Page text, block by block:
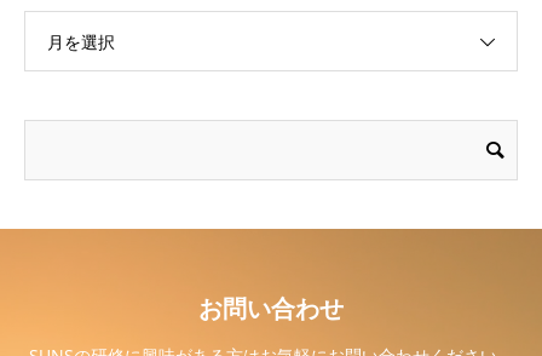
月を選択
お問い合わせ